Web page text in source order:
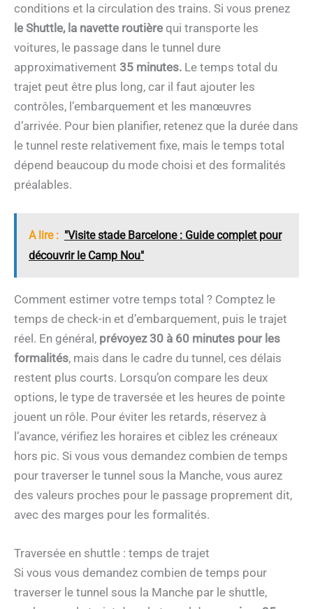
conditions et la circulation des trains. Si vous prenez
le Shuttle, la navette routière qui transporte les
voitures, le passage dans le tunnel dure
approximativement 35 minutes. Le temps total du
trajet peut être plus long, car il faut ajouter les
contrôles, l’embarquement et les manœuvres
d’arrivée. Pour bien planifier, retenez que la durée dans
le tunnel reste relativement fixe, mais le temps total
dépend beaucoup du mode choisi et des formalités
préalables.
A lire : "Visite stade Barcelone : Guide complet pour
découvrir le Camp Nou"
Comment estimer votre temps total ? Comptez le
temps de check-in et d’embarquement, puis le trajet
réel. En général, prévoyez 30 à 60 minutes pour les
formalités, mais dans le cadre du tunnel, ces délais
restent plus courts. Lorsqu’on compare les deux
options, le type de traversée et les heures de pointe
jouent un rôle. Pour éviter les retards, réservez à
l’avance, vérifiez les horaires et ciblez les créneaux
hors pic. Si vous vous demandez combien de temps
pour traverser le tunnel sous la Manche, vous aurez
des valeurs proches pour le passage proprement dit,
avec des marges pour les formalités.
Traversée en shuttle : temps de trajet
Si vous vous demandez combien de temps pour
traverser le tunnel sous la Manche par le shuttle,